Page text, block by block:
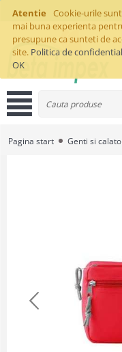
Atentie
Cookie-urile
mai buna experienta
presupune ca sunteti de
site. Politica de
OK
Pagina start Genti si